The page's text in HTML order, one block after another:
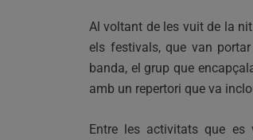
Al voltant de les vuit de la
els festivals, que van
banda, el grup que
amb un repertori que va
Entre les activitats que es